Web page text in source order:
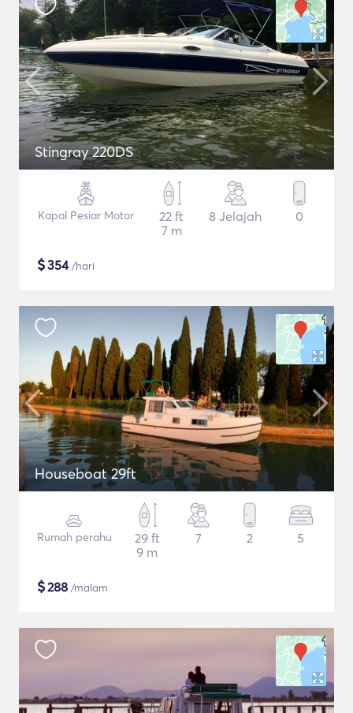
Stingray 220DS
Kapal Pesiar Motor
22 ft
7 m
8 Jelajah 0
$354/hari
Houseboat 29ft
Rumah perahu
29 ft
9 m
7 2 5
$288 /malam